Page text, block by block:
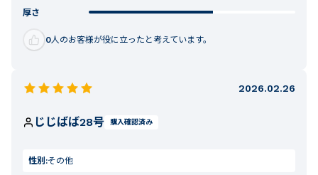
厚さ
0人のお客様が役に立ったと考えています。
2026.02.26
じじばば28号 購入確認済み
性別:その他